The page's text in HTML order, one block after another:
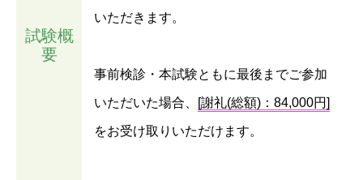
試験概
要
いただきます。
事前検診・本試験ともに最後までご参加
いただいた場合、 [謝礼(総額)：84,000円]
をお受け取りいただけます。